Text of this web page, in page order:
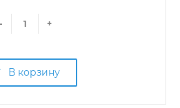
- +
В корзину